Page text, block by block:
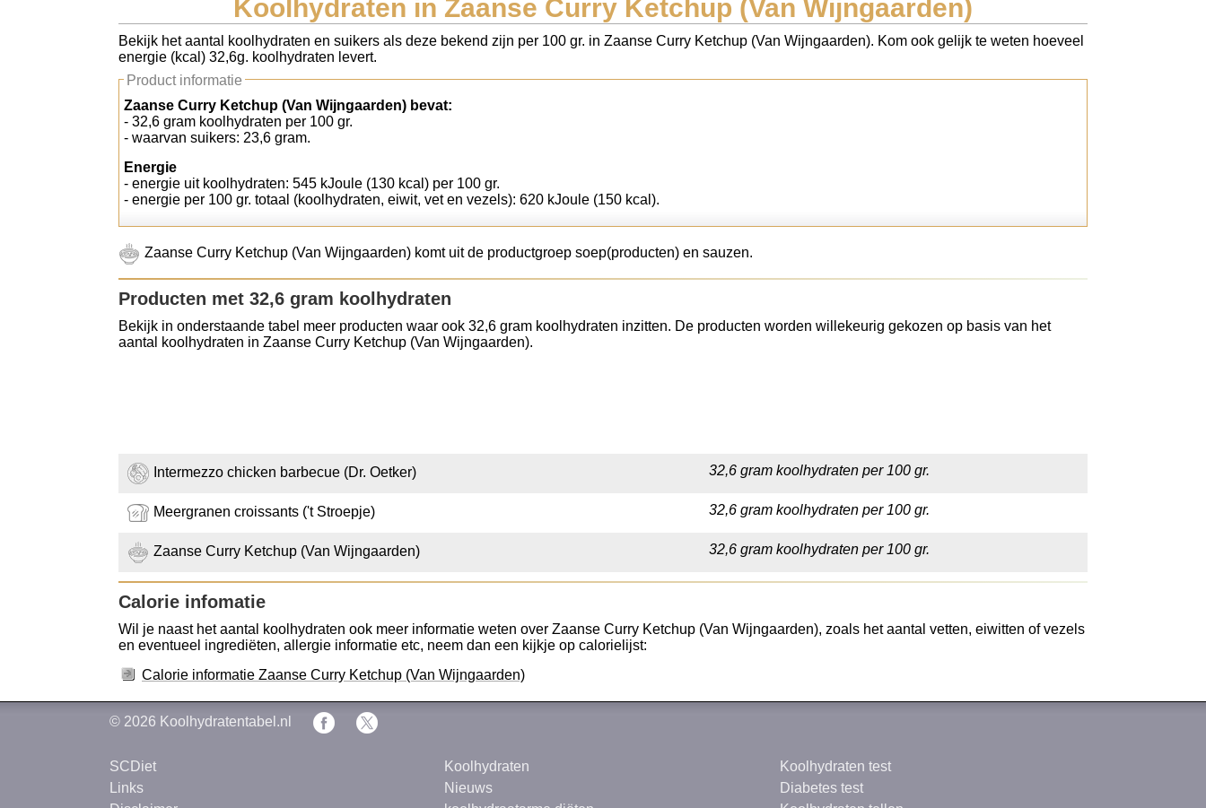
Koolhydraten tellen
Koolhydraten in Zaanse Curry Ketchup (Van Wijngaarden)
Bekijk het aantal koolhydraten en suikers als deze bekend zijn per 100 gr. in Zaanse Curry Ketchup (Van Wijngaarden). Kom ook gelijk te weten hoeveel
energie (kcal) 32,6g. koolhydraten levert.
Product informatie
Zaanse Curry Ketchup (Van Wijngaarden) bevat:
- 32,6 gram koolhydraten per 100 gr.
- waarvan suikers: 23,6 gram.
Energie
- energie uit koolhydraten: 545 kJoule (130 kcal) per 100 gr.
- energie per 100 gr. totaal (koolhydraten, eiwit, vet en vezels): 620 kJoule (150 kcal).
Zaanse Curry Ketchup (Van Wijngaarden) komt uit de productgroep soep(producten) en sauzen.
Producten met 32,6 gram koolhydraten
Bekijk in onderstaande tabel meer producten waar ook 32,6 gram koolhydraten inzitten. De producten worden willekeurig gekozen op basis van het
aantal koolhydraten in Zaanse Curry Ketchup (Van Wijngaarden).
Intermezzo chicken barbecue (Dr. Oetker) 32,6 gram koolhydraten per 100 gr.
Meergranen croissants ('t Stroepje) 32,6 gram koolhydraten per 100 gr.
Zaanse Curry Ketchup (Van Wijngaarden) 32,6 gram koolhydraten per 100 gr.
Calorie infomatie
Wil je naast het aantal koolhydraten ook meer informatie weten over Zaanse Curry Ketchup (Van Wijngaarden), zoals het aantal vetten, eiwitten of vezels
en eventueel ingrediëten, allergie informatie etc, neem dan een kijkje op calorielijst:
Calorie informatie Zaanse Curry Ketchup (Van Wijngaarden)
© 2026 Koolhydratentabel.nl
SCDiet
Links
Koolhydraten
Nieuws
Koolhydraten test
Diabetes test